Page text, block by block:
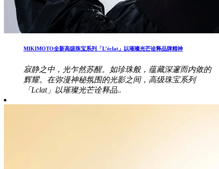
MIKIMOTO全新高级珠宝系列「L’éclat」以璀璨光芒诠释品牌精神
寂静之中，光乍然苏醒。如珍珠般，蕴藏深邃而内敛的
辉耀。在弥漫神秘氛围的光影之间，高级珠宝系列
「Lclat」以璀璨光芒诠释品..